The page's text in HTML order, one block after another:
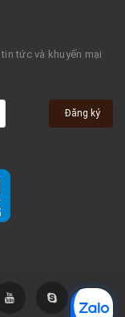
tức và khuyến mại
Đăng ký